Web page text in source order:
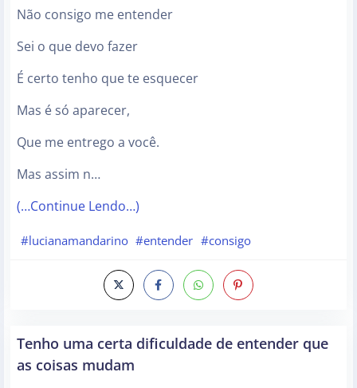
Não consigo me entender
Sei o que devo fazer
É certo tenho que te esquecer
Mas é só aparecer,
Que me entrego a você.
Mas assim n…
(…Continue Lendo…)
#lucianamandarino #entender #consigo
Tenho uma certa dificuldade de entender que
as coisas mudam